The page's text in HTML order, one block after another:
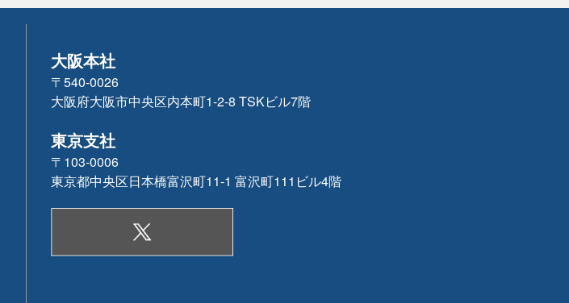
大阪本社
〒540-0026
大阪府大阪市中央区内本町1-2-8 TSKビル7階
東京支社
〒103-0006
東京都中央区日本橋富沢町11-1 富沢町111ビル4階